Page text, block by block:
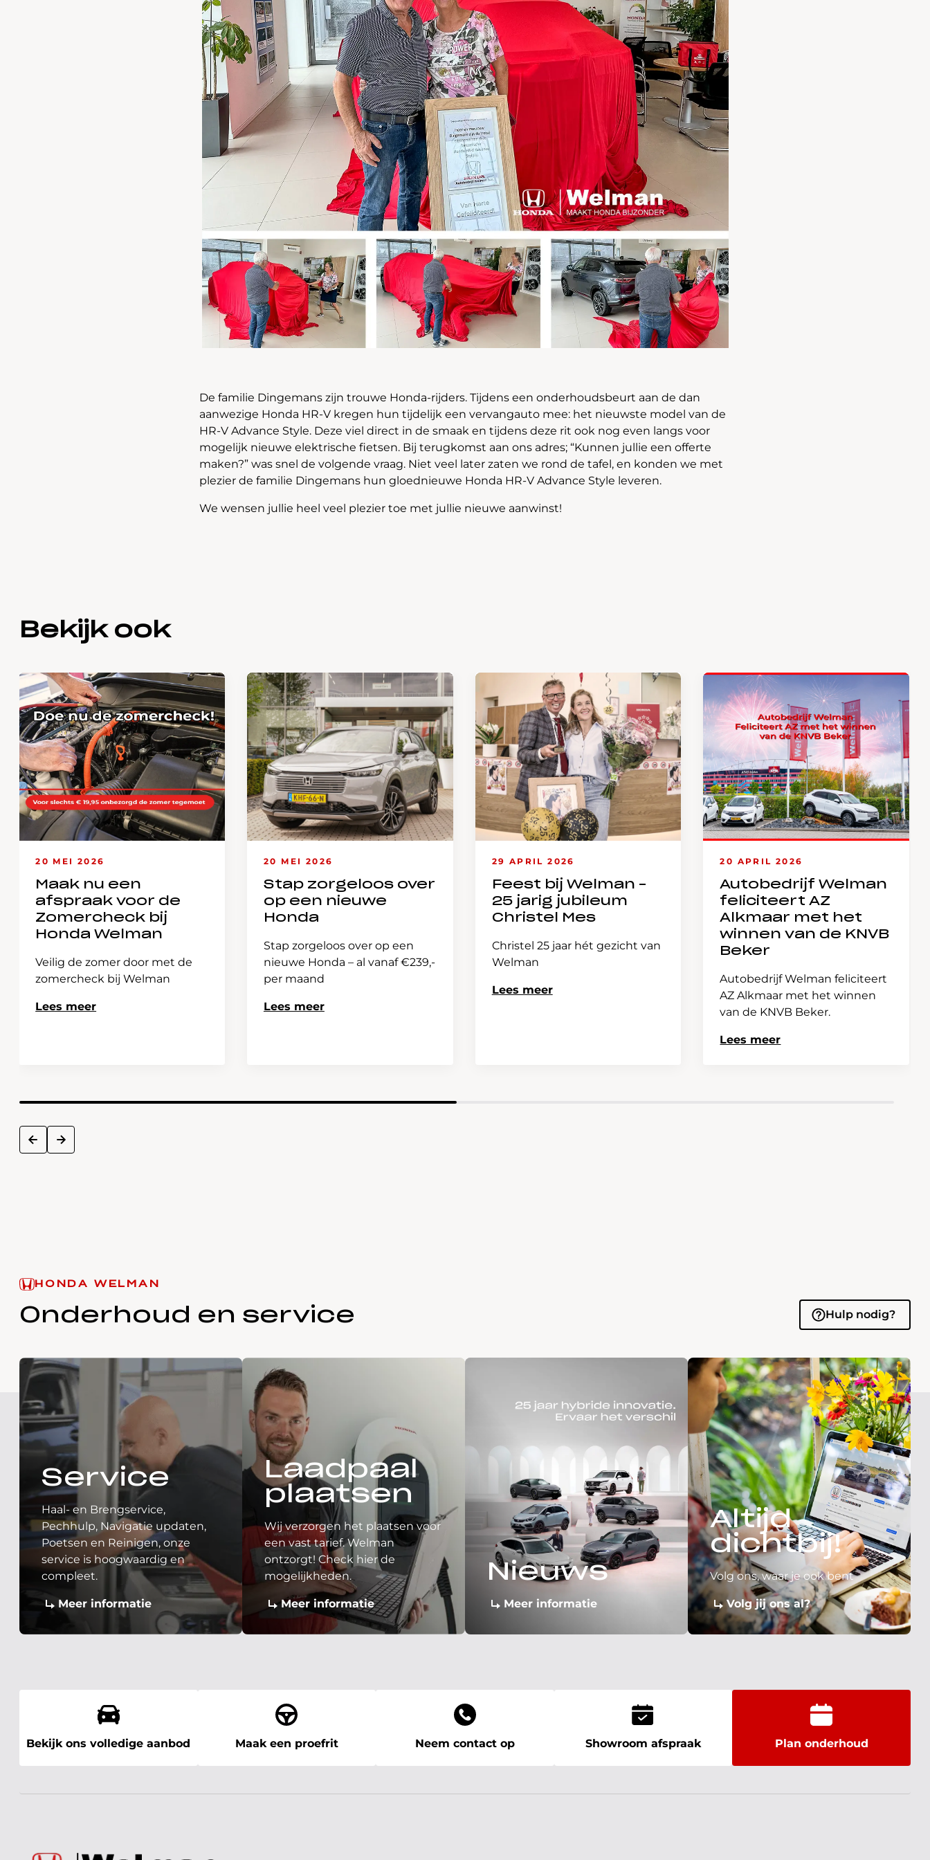
Bandenspannings­lampje brandt
De familie Dingemans zijn trouwe Honda-rijders. Tijdens een onderhoudsbeurt aan de dan
aanwezige Honda HR-V kregen hun tijdelijk een vervangauto mee: het nieuwste model van de
HR-V Advance Style. Deze viel direct in de smaak en tijdens deze rit ook nog even langs voor
mogelijk nieuwe elektrische fietsen. Bij terugkomst aan ons adres; “Kunnen jullie een offerte
maken?” was snel de volgende vraag. Niet veel later zaten we rond de tafel, en konden we met
plezier de familie Dingemans hun gloednieuwe Honda HR-V Advance Style leveren.
We wensen jullie heel veel plezier toe met jullie nieuwe aanwinst!
Bekijk ook
20 MEI 2026
Maak nu een
afspraak voor de
Zomercheck bij
Honda Welman
Veilig de zomer door met de
zomercheck bij Welman
Lees meer
20 MEI 2026
Stap zorgeloos over
op een nieuwe
Honda
Stap zorgeloos over op een
nieuwe Honda – al vanaf €239,-
per maand
Lees meer
29 APRIL 2026
Feest bij Welman –
25 jarig jubileum
Christel Mes
Christel 25 jaar hét gezicht van
Welman
Lees meer
20 APRIL 2026
Autobedrijf Welman
feliciteert AZ
Alkmaar met het
winnen van de KNVB
Beker
Autobedrijf Welman feliciteert
AZ Alkmaar met het winnen
van de KNVB Beker.
Lees meer
prev next
HONDA WELMAN
Onderhoud en service Hulp nodig?
Service
Haal- en Brengservice,
Pechhulp, Navigatie updaten,
Poetsen en Reinigen, onze
service is hoogwaardig en
compleet.
Meer informatie
Laadpaal
plaatsen
Wij verzorgen het plaatsen voor
een vast tarief. Welman
ontzorgt! Check hier de
mogelijkheden.
Meer informatie
Nieuws
Meer informatie
Altijd
dichtbij!
Volg ons, waar je ook bent
Volg jij ons al?
Bekijk ons volledige aanbod Maak een proefrit Neem contact op Showroom afspraak Plan onderhoud